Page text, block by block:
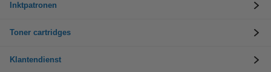
Inktpatronen
Toner cartridges
Klantendienst